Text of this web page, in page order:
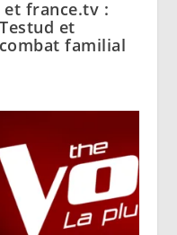
et france.tv :
et
familial